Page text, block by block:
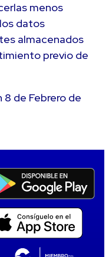
menos
datos
almacenados
previo de
de Febrero de